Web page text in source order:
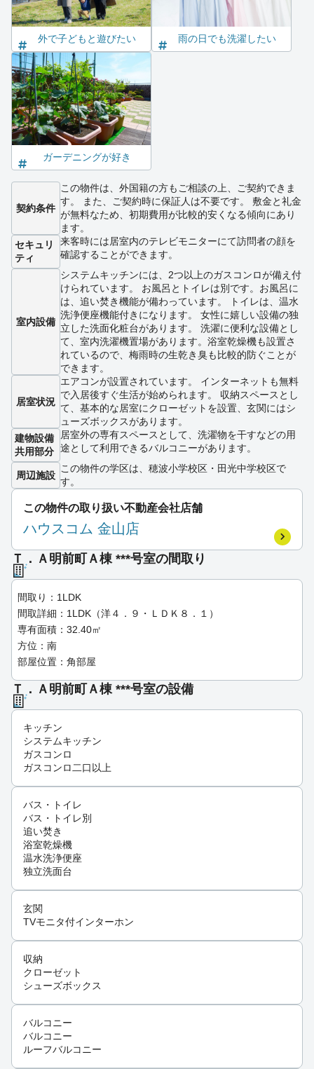
外で子どもと遊びたい 雨の日でも洗濯したい
ガーデニングが好き
契約条件
この物件は、外国籍の方もご相談の上、ご契約できま
す。 また、ご契約時に保証人は不要です。 敷金と礼金
が無料なため、初期費用が比較的安くなる傾向にあり
ます。
セキュリ
ティ
来客時には居室内のテレビモニターにて訪問者の顔を
確認することができます。
室内設備
システムキッチンには、2つ以上のガスコンロが備え付
けられています。 お風呂とトイレは別です。お風呂に
は、追い焚き機能が備わっています。 トイレは、温水
洗浄便座機能付きになります。 女性に嬉しい設備の独
立した洗面化粧台があります。 洗濯に便利な設備とし
て、室内洗濯機置場があります。浴室乾燥機も設置さ
れているので、梅雨時の生乾き臭も比較的防ぐことが
できます。
居室状況
エアコンが設置されています。 インターネットも無料
で入居後すぐ生活が始められます。 収納スペースとし
て、基本的な居室にクローゼットを設置、玄関にはシ
ューズボックスがあります。
建物設備
共用部分
居室外の専有スペースとして、洗濯物を干すなどの用
途として利用できるバルコニーがあります。
周辺施設
この物件の学区は、穂波小学校区・田光中学校区で
す。
この物件の取り扱い不動産会社店舗
ハウスコム 金山店
Ｔ．Ａ明前町Ａ棟 ***号室の間取り
間取り：1LDK
間取詳細：1LDK（洋４．９・ＬＤＫ８．１）
専有面積：32.40㎡
方位：南
部屋位置：角部屋
Ｔ．Ａ明前町Ａ棟 ***号室の設備
キッチン
システムキッチン
ガスコンロ
ガスコンロ二口以上
バス・トイレ
バス・トイレ別
追い焚き
浴室乾燥機
温水洗浄便座
独立洗面台
玄関
TVモニタ付インターホン
収納
クローゼット
シューズボックス
バルコニー
バルコニー
ルーフバルコニー